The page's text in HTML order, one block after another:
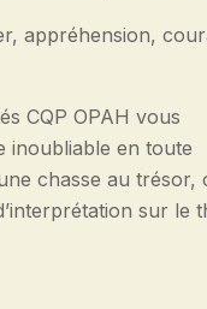
appréhension,
CQP OPAH vous
inoubliable en toute
chasse au trésor,
sur le